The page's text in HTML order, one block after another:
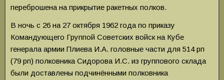
переброшена на прикрытие ракетных полков.
В ночь с 26 на 27 октября 1962 года по приказу
Командующего Группой Советских войск на Кубе
генерала армии Плиева И.А. головные части для 514 рп
(79 рп) полковника Сидорова И.С. из группового склада
были доставлены подчинёнными полковника